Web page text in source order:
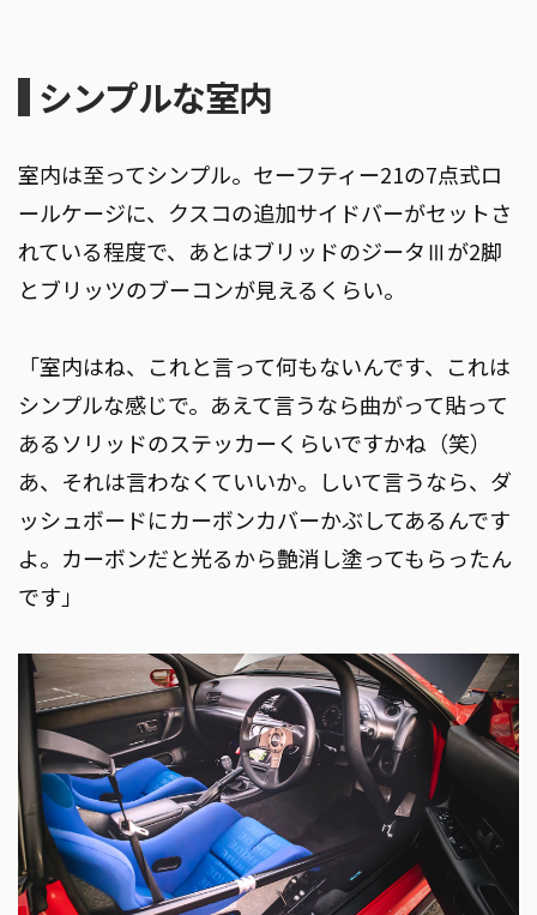
シンプルな室内
室内は至ってシンプル。セーフティー21の7点式ロ
ールケージに、クスコの追加サイドバーがセットさ
れている程度で、あとはブリッドのジータⅢが2脚
とブリッツのブーコンが見えるくらい。
「室内はね、これと言って何もないんです、これは
シンプルな感じで。あえて言うなら曲がって貼って
あるソリッドのステッカーくらいですかね（笑）
あ、それは言わなくていいか。しいて言うなら、ダ
ッシュボードにカーボンカバーかぶしてあるんです
よ。カーボンだと光るから艶消し塗ってもらったん
です」